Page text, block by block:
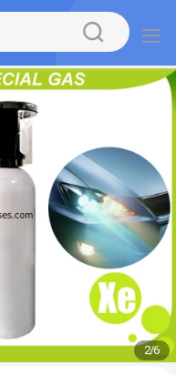
2/6